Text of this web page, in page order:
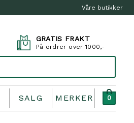
Våre butikker
GRATIS FRAKT
På ordrer over 1000,-
SALG MERKER 0